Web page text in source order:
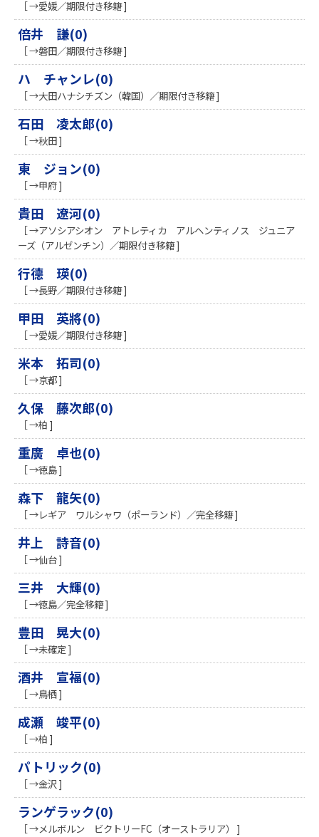
［ →愛媛／期限付き移籍 ]
倍井 謙(0)
［ →磐田／期限付き移籍 ]
ハ チャンレ(0)
［ →大田ハナシチズン（韓国）／期限付き移籍 ]
石田 凌太郎(0)
［ →秋田 ]
東 ジョン(0)
［ →甲府 ]
貴田 遼河(0)
［ →アソシアシオン アトレティカ アルヘンティノス ジュニア
ーズ（アルゼンチン）／期限付き移籍 ]
行德 瑛(0)
［ →長野／期限付き移籍 ]
甲田 英將(0)
［ →愛媛／期限付き移籍 ]
米本 拓司(0)
［ →京都 ]
久保 藤次郎(0)
［ →柏 ]
重廣 卓也(0)
［ →徳島 ]
森下 龍矢(0)
［ →レギア ワルシャワ（ポーランド）／完全移籍 ]
井上 詩音(0)
［ →仙台 ]
三井 大輝(0)
［ →徳島／完全移籍 ]
豊田 晃大(0)
［ →未確定 ]
酒井 宣福(0)
［ →鳥栖 ]
成瀬 竣平(0)
［ →柏 ]
パトリック(0)
［ →金沢 ]
ランゲラック(0)
［ →メルボルン ビクトリーFC（オーストラリア） ]